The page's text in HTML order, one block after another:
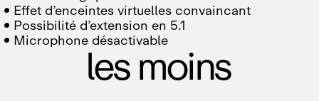
 Effet d’enceintes virtuelles convaincant
 Possibilité d’extension en 5.1
 Microphone désactivable
les moins